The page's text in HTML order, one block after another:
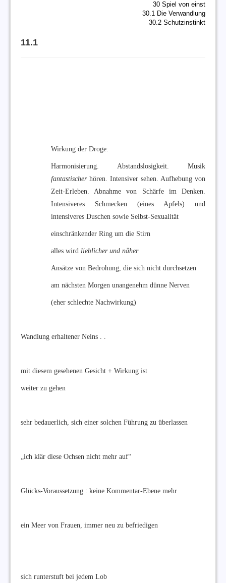
30 Spiel von einst
30.1 Die Verwandlung
30.2 Schutzinstinkt
11.1
Wirkung der Droge:
Harmonisierung. Abstandslosigkeit. Musik
fantastischerhören. Intensiver sehen. Aufhebung von
Zeit-Erleben. Abnahme von Schärfe im Denken.
Intensiveres Schmecken (eines Apfels) und
intensiveres Duschen sowie Selbst-Sexualität
einschränkender Ring um die Stirn
alles wird lieblicher und näher
Ansätze von Bedrohung, die sich nicht durchsetzen
am nächsten Morgen unangenehm dünne Nerven
(eher schlechte Nachwirkung)
Wandlung erhaltener Neins . .
mit diesem gesehenen Gesicht + Wirkung ist
weiter zu gehen
sehr bedauerlich, sich einer solchen Führung zu überlassen
„ich klär diese Ochsen nicht mehr auf“
Glücks-Voraussetzung : keine Kommentar-Ebene mehr
ein Meer von Frauen, immer neu zu befriedigen
sich runterstuft bei jedem Lob